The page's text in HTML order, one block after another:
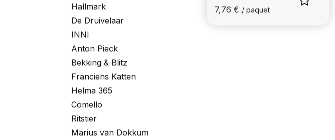
Hallmark
De Druivelaar
INNI
Anton Pieck
Bekking & Blitz
Franciens Katten
Helma 365
Comello
Ritstier
Marius van Dokkum
7,76 € / paquet